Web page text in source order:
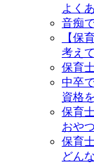
よく
音痴
【保
考え
保育
中卒
資格
保育
おや
保育
どん